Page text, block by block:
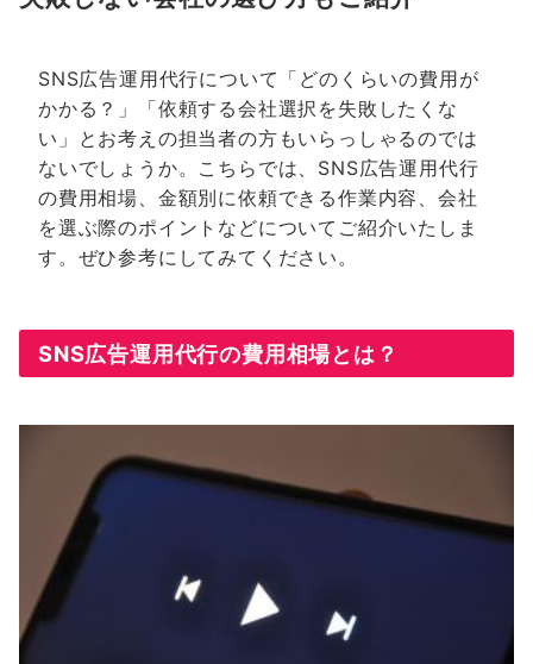
SNS広告運用代行について「どのくらいの費用が
かかる？」「依頼する会社選択を失敗したくな
い」とお考えの担当者の方もいらっしゃるのでは
ないでしょうか。こちらでは、SNS広告運用代行
の費用相場、金額別に依頼できる作業内容、会社
を選ぶ際のポイントなどについてご紹介いたしま
す。ぜひ参考にしてみてください。
SNS広告運用代行の費用相場とは？